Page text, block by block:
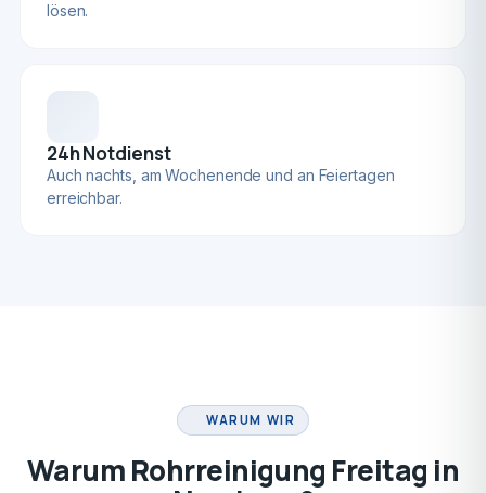
lösen.
24h Notdienst
Auch nachts, am Wochenende und an Feiertagen
erreichbar.
WARUM WIR
Warum Rohrreinigung Freitag in